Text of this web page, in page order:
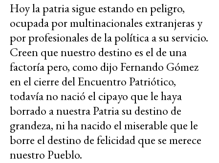
Hoy la patria sigue estando en peligro,
ocupada por multinacionales extranjeras y
por profesionales de la política a su servicio.
Creen que nuestro destino es el de una
factoría pero, como dijo Fernando Gómez
en el cierre del Encuentro Patriótico,
todavía no nació el cipayo que le haya
borrado a nuestra Patria su destino de
grandeza, ni ha nacido el miserable que le
borre el destino de felicidad que se merece
nuestro Pueblo.